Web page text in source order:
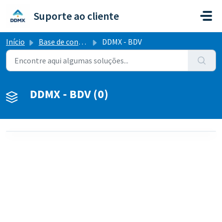
Suporte ao cliente
Início Base de conhecimento DDMX - BDV
DDMX - BDV (0)